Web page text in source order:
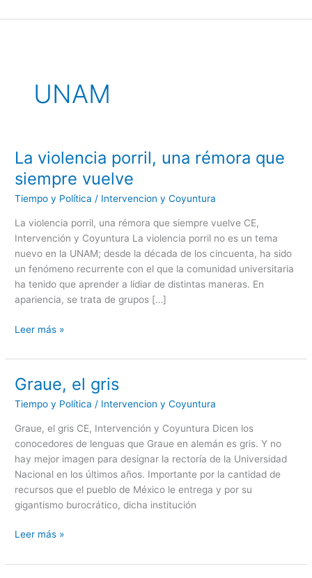
al
UNAM
La violencia porril, una rémora que
siempre vuelve
Tiempo y Política / Intervencion y Coyuntura
La violencia porril, una rémora que siempre vuelve CE,
Intervención y Coyuntura La violencia porril no es un tema
nuevo en la UNAM; desde la década de los cincuenta, ha sido
un fenómeno recurrente con el que la comunidad universitaria
ha tenido que aprender a lidiar de distintas maneras. En
apariencia, se trata de grupos […]
La
violencia
porril,
una
Leer más »
Graue, el gris
Tiempo y Política / Intervencion y Coyuntura
Graue, el gris CE, Intervención y Coyuntura Dicen los
conocedores de lenguas que Graue en alemán es gris. Y no
hay mejor imagen para designar la rectoría de la Universidad
Nacional en los últimos años. Importante por la cantidad de
recursos que el pueblo de México le entrega y por su
gigantismo burocrático, dicha institución
Graue,
gris
Leer más »